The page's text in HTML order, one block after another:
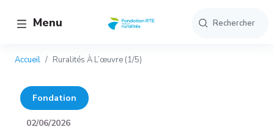
Menu
Accueil Ruralités À L’œuvre (1/5)
Fondation
02/06/2026